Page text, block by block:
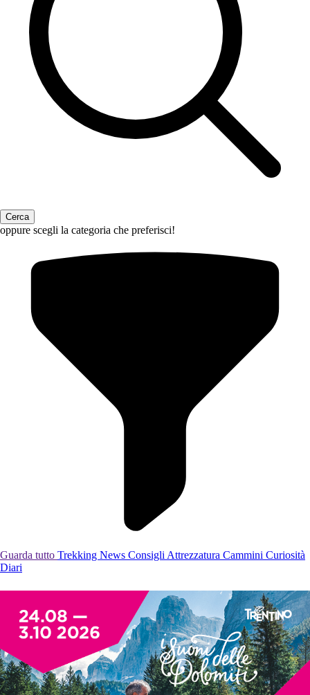
oppure scegli la categoria che preferisci!
Guarda tutto Trekking News Consigli Attrezzatura Cammini Curiosità
Diari